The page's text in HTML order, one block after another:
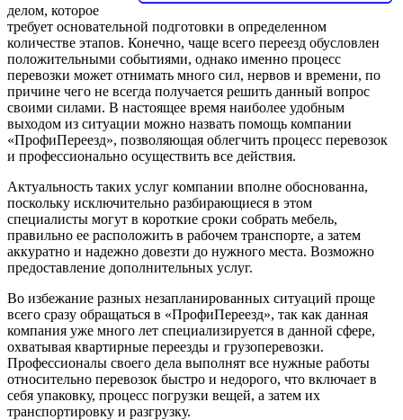
делом, которое
требует основательной подготовки в определенном
количестве этапов. Конечно, чаще всего переезд обусловлен
положительными событиями, однако именно процесс
перевозки может отнимать много сил, нервов и времени, по
причине чего не всегда получается решить данный вопрос
своими силами. В настоящее время наиболее удобным
выходом из ситуации можно назвать помощь компании
«ПрофиПереезд», позволяющая облегчить процесс перевозок
и профессионально осуществить все действия.
Актуальность таких услуг компании вполне обоснованна,
поскольку исключительно разбирающиеся в этом
специалисты могут в короткие сроки собрать мебель,
правильно ее расположить в рабочем транспорте, а затем
аккуратно и надежно довезти до нужного места. Возможно
предоставление дополнительных услуг.
Во избежание разных незапланированных ситуаций проще
всего сразу обращаться в «ПрофиПереезд», так как данная
компания уже много лет специализируется в данной сфере,
охватывая квартирные переезды и грузоперевозки.
Профессионалы своего дела выполнят все нужные работы
относительно перевозок быстро и недорого, что включает в
себя упаковку, процесс погрузки вещей, а затем их
транспортировку и разгрузку.